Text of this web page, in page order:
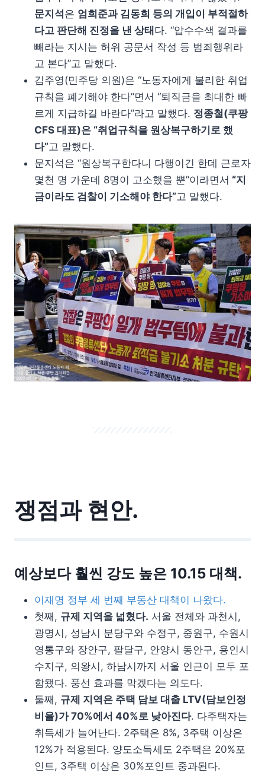
문지석은 엄희준과 김동희 등의 개입이 부적절하
다고 판단해 진정을 낸 상태다. “압수수색 결과를
빼라는 지시는 허위 공문서 작성 등 범죄행위라
고 본다”고 말했다.
김주영(민주당 의원)은 “노동자에게 불리한 취업
규칙을 폐기해야 한다”면서 “퇴직금을 최대한 빠
르게 지급하길 바란다”라고 말했다. 정종철(쿠팡
CFS 대표)은 “취업규칙을 원상복구하기로 했
다”고 말했다.
문지석은 “원상복구한다니 다행이긴 한데 근로자
몇천 명 가운데 8명이 고소했을 뿐”이라면서 “지
금이라도 검찰이 기소해야 한다”고 말했다.
쟁점과 현안.
예상보다 훨씬 강도 높은 10.15 대책.
이재명 정부 세 번째 부동산 대책이 나왔다.
첫째, 규제 지역을 넓혔다. 서울 전체와 과천시,
광명시, 성남시 분당구와 수정구, 중원구, 수원시
영통구와 장안구, 팔달구, 안양시 동안구, 용인시
수지구, 의왕시, 하남시까지 서울 인근이 모두 포
함됐다. 풍선 효과를 막겠다는 의도다.
둘째, 규제 지역은 주택 담보 대출 LTV(담보인정
비율)가 70%에서 40%로 낮아진다. 다주택자는
취득세가 늘어난다. 2주택은 8%, 3주택 이상은
12%가 적용된다. 양도소득세도 2주택은 20%포
인트, 3주택 이상은 30%포인트 중과된다.